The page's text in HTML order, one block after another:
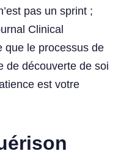
pas un sprint ;
Clinical
que le processus de
de découverte de soi
est votre